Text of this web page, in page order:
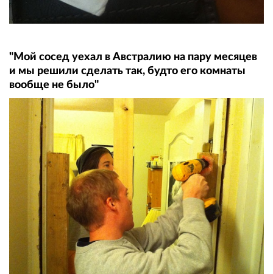
"Мой сосед уехал в Австралию на пару месяцев
и мы решили сделать так, будто его комнаты
вообще не было"